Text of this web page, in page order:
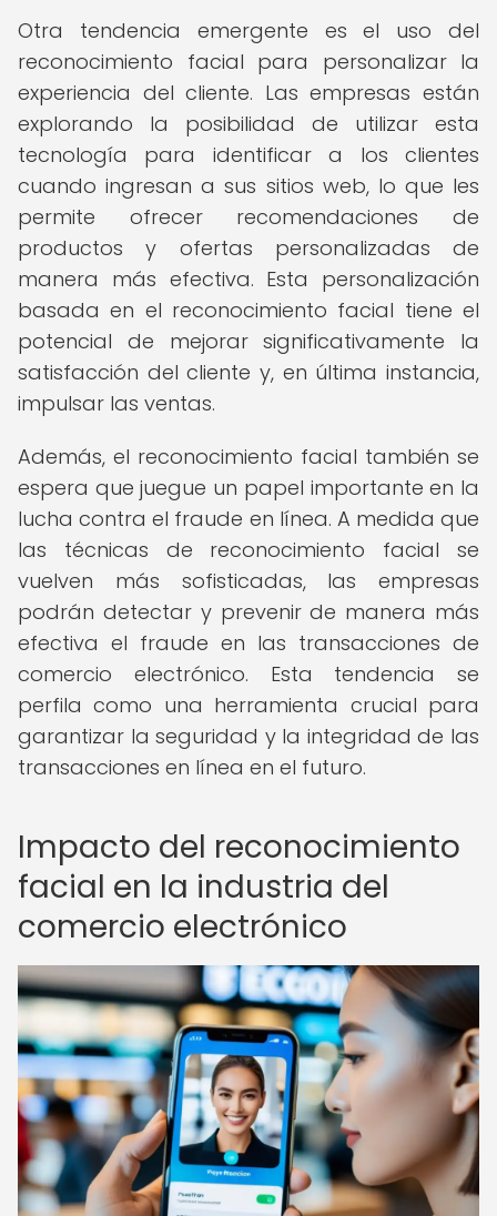
Otra tendencia emergente es el uso del
reconocimiento facial para personalizar la
experiencia del cliente. Las empresas están
explorando la posibilidad de utilizar esta
tecnología para identificar a los clientes
cuando ingresan a sus sitios web, lo que les
permite ofrecer recomendaciones de
productos y ofertas personalizadas de
manera más efectiva. Esta personalización
basada en el reconocimiento facial tiene el
potencial de mejorar significativamente la
satisfacción del cliente y, en última instancia,
impulsar las ventas.
Además, el reconocimiento facial también se
espera que juegue un papel importante en la
lucha contra el fraude en línea. A medida que
las técnicas de reconocimiento facial se
vuelven más sofisticadas, las empresas
podrán detectar y prevenir de manera más
efectiva el fraude en las transacciones de
comercio electrónico. Esta tendencia se
perfila como una herramienta crucial para
garantizar la seguridad y la integridad de las
transacciones en línea en el futuro.
Impacto del reconocimiento
facial en la industria del
comercio electrónico